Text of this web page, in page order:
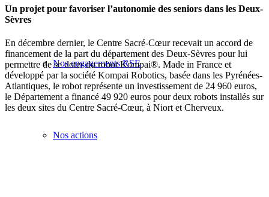
Nos engagements RSE
Nos actions
Un projet pour favoriser l’autonomie des seniors dans les Deux-
Sèvres
En décembre dernier, le Centre Sacré-Cœur recevait un accord de
financement de la part du département des Deux-Sèvres pour lui
permettre de se doter du robot Kompai®. Made in France et
développé par la société Kompai Robotics, basée dans les Pyrénées-
Atlantiques, le robot représente un investissement de 24 960 euros,
le Département a financé 49 920 euros pour deux robots installés sur
les deux sites du Centre Sacré-Cœur, à Niort et Cherveux.